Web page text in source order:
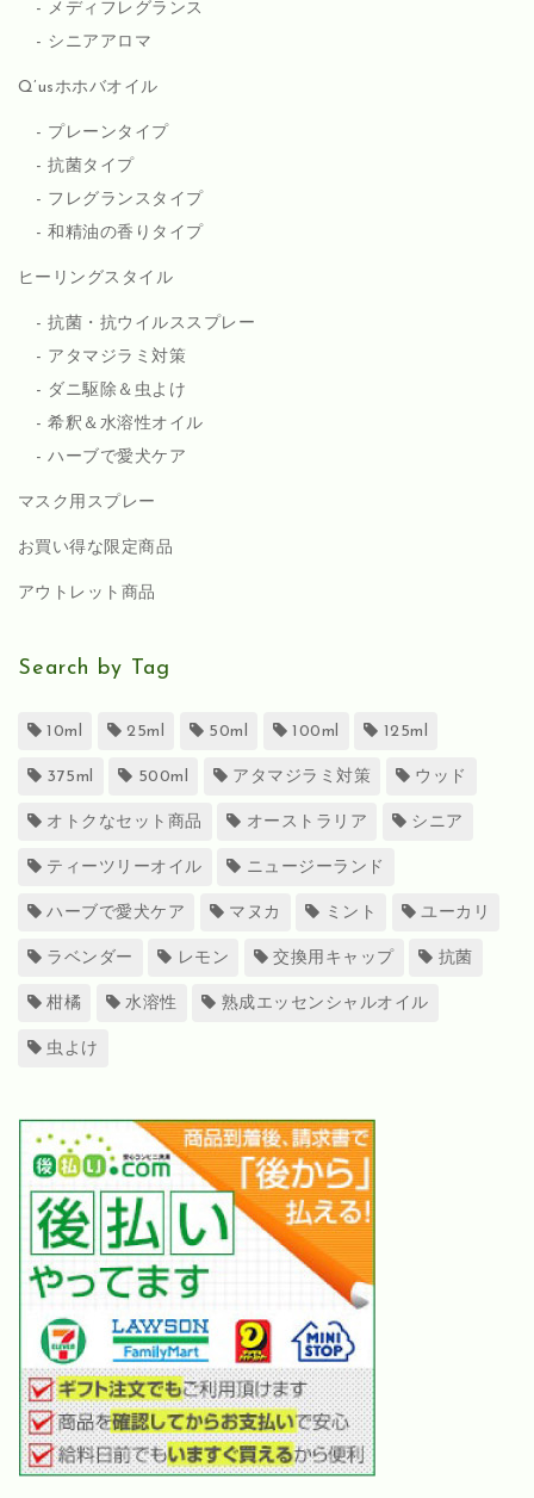
メディフレグランス
シニアアロマ
Q’usホホバオイル
プレーンタイプ
抗菌タイプ
フレグランスタイプ
和精油の香りタイプ
ヒーリングスタイル
抗菌・抗ウイルススプレー
アタマジラミ対策
ダニ駆除＆虫よけ
希釈＆水溶性オイル
ハーブで愛犬ケア
マスク用スプレー
お買い得な限定商品
アウトレット商品
Search by Tag
10ml 25ml 50ml 100ml 125ml
375ml 500ml アタマジラミ対策 ウッド
オトクなセット商品 オーストラリア シニア
ティーツリーオイル ニュージーランド
ハーブで愛犬ケア マヌカ ミント ユーカリ
ラベンダー レモン 交換用キャップ 抗菌
柑橘 水溶性 熟成エッセンシャルオイル
虫よけ